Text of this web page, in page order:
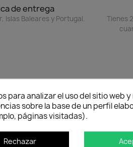
de entrega
Islas Baleares y Portugal.
Tienes
favorite_border
para analizar el uso del sitio web
sobre la base de un perfil
páginas visitadas).
Rechazar